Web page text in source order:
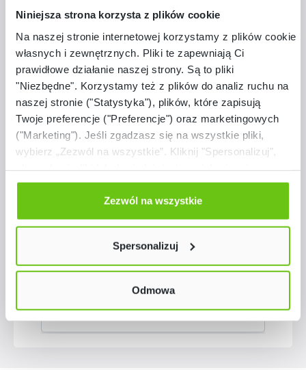
Niniejsza strona korzysta z plików cookie
Na naszej stronie internetowej korzystamy z plików cookie:
własnych i zewnętrznych. Pliki te zapewniają Ci
prawidłowe działanie naszej strony. Są to pliki
"Niezbędne". Korzystamy też z plików do analiz ruchu na
naszej stronie ("Statystyka"), plików, które zapisują
Twoje preferencje ("Preferencje") oraz marketingowych
("Marketing"). Jeśli zgadzasz się na wszystkie pliki,
wybierz „Zezwól na wszystkie”. Kliknij "Spersonalizuj",
Odmów zgody poprzez przycisk „Odmowa”. Wtedy
użyjemy tylko plików niezbędnych dla naszej strony.
Twój wybór możesz zmienić przez kliknięcie przycisku w
Polityce prywatności
Zezwól na wszystkie
Spersonalizuj
Odmowa
Dostępne warianty
Koszyk druciany do stołów szkolnych
59,90 zł